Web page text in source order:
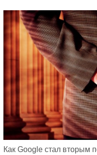
Как Google стал вторым